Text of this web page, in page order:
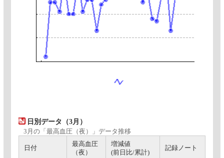
日別データ（3月）
3月の「最高血圧（夜）」データ推移
日付
最高血圧
（夜）
増減値
(前日比/累計)
記録ノート